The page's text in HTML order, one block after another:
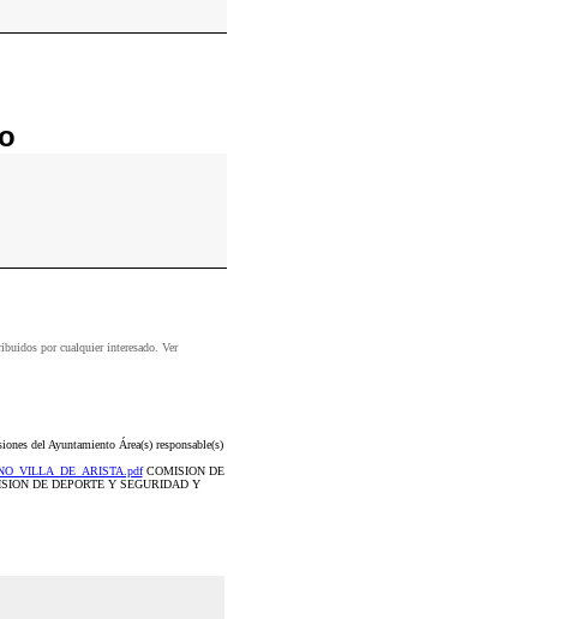
por cualquier interesado. Ver
del Ayuntamiento Área(s) responsable(s)
COMISION DE
DE DEPORTE Y SEGURIDAD Y